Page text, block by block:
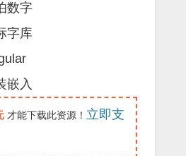
数字
字库
嵌入
才能下载此资源！ 立即支